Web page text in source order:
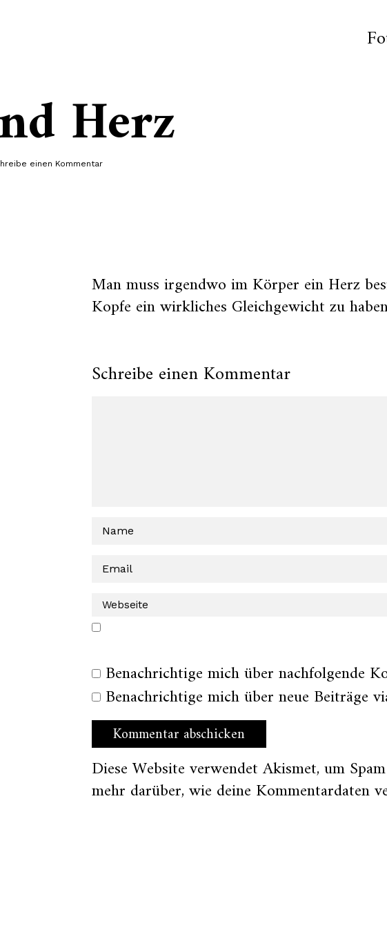
Herz
einen Kommentar
Man muss irgendwo im Körper ein Herz
Kopfe ein wirkliches Gleichgewicht zu
Schreibe einen Kommentar
Benachrichtige mich über nachfolgende
Benachrichtige mich über neue Beiträge
Diese Website verwendet Akismet, um
mehr darüber, wie deine Kommentardaten